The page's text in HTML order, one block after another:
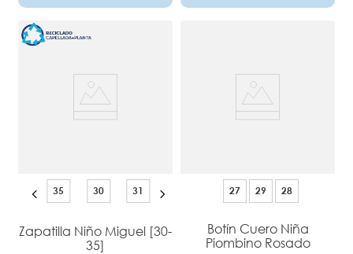
35 30 31
Zapatilla Niño Miguel [30-
35]
27 29 28
Botín Cuero Niña
Piombino Rosado